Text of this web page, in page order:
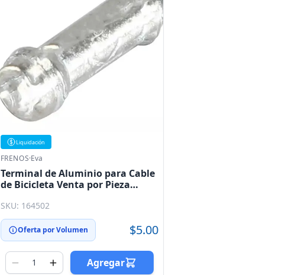
Liquidación
FRENOS·Eva
Terminal de Aluminio para Cable
de Bicicleta Venta por Pieza
Eva
SKU: 164502
Oferta por Volumen $5.00
Agregar